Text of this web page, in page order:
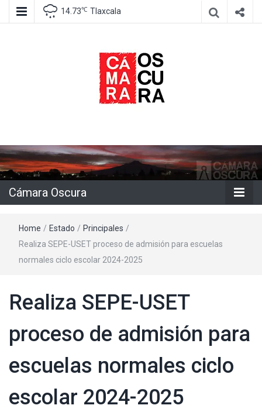
14.73℃ Tlaxcala
Cámara
Oscura
Cámara Oscura
Home / Estado / Principales /
Realiza SEPE-USET proceso de admisión para escuelas
normales ciclo escolar 2024-2025
Realiza SEPE-USET
proceso de admisión para
escuelas normales ciclo
escolar 2024-2025